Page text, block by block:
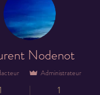
Nodenot
Administrateur
1